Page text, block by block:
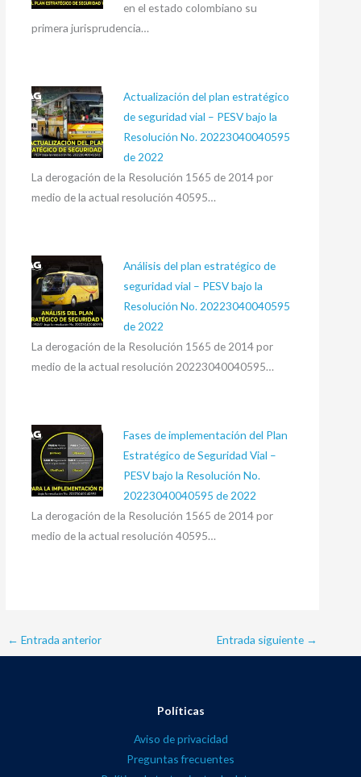
en el estado colombiano su
primera jurisprudencia…
Actualización del plan estratégico
de seguridad vial – PESV bajo la
Resolución No. 20223040040595
de 2022
La derogación de la Resolución 1565 de 2014 por
medio de la actual resolución 40595…
Análisis del plan estratégico de
seguridad vial – PESV bajo la
Resolución No. 20223040040595
de 2022
La derogación de la Resolución 1565 de 2014 por
medio de la actual resolución 20223040040595…
Fases de implementación del Plan
Estratégico de Seguridad Vial –
PESV bajo la Resolución No.
20223040040595 de 2022
La derogación de la Resolución 1565 de 2014 por
medio de la actual resolución 40595…
← Entrada anterior Entrada siguiente →
Políticas
Aviso de privacidad
Preguntas frecuentes